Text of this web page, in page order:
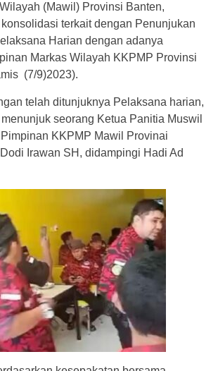
(Mawil) Provinsi Banten,
terkait dengan Penunjukan
Harian dengan adanya
Markas Wilayah KKPMP Provinsi
(7/9)2023).
telah ditunjuknya Pelaksana harian,
seorang Ketua Panitia Muswil
KKPMP Mawil Provinai
Irawan SH, didampingi Hadi Ad